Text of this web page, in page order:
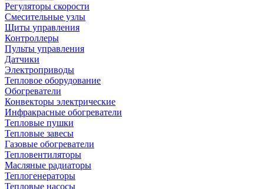
Регуляторы скорости
Смесительные узлы
Щиты управления
Контроллеры
Пульты управления
Датчики
Электроприводы
Тепловое оборудование
Обогреватели
Конвекторы электрические
Инфракрасные обогреватели
Тепловые пушки
Тепловые завесы
Газовые обогреватели
Тепловентиляторы
Масляные радиаторы
Теплогенераторы
Тепловые насосы